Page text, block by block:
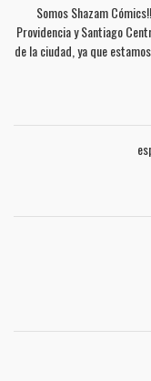
Somos Shazam
Providencia y Santiago
de la ciudad, ya que